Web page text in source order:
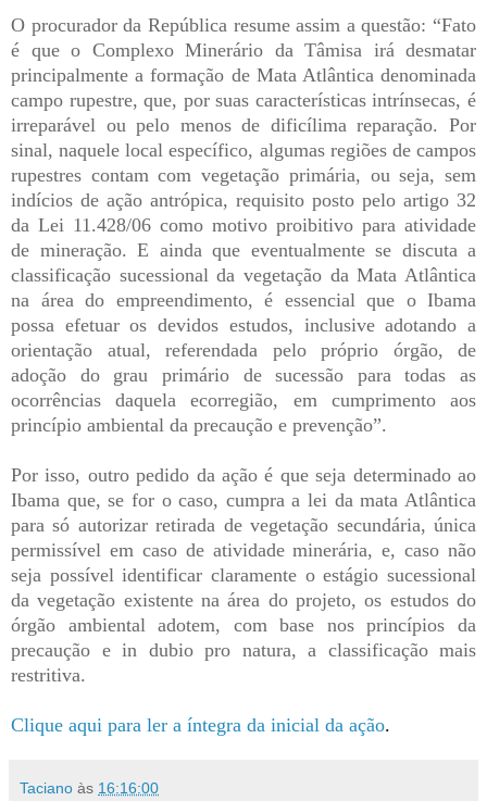
O procurador da República resume assim a questão: “Fato
é que o Complexo Minerário da Tâmisa irá desmatar
principalmente a formação de Mata Atlântica denominada
campo rupestre, que, por suas características intrínsecas, é
irreparável ou pelo menos de dificílima reparação. Por
sinal, naquele local específico, algumas regiões de campos
rupestres contam com vegetação primária, ou seja, sem
indícios de ação antrópica, requisito posto pelo artigo 32
da Lei 11.428/06 como motivo proibitivo para atividade
de mineração. E ainda que eventualmente se discuta a
classificação sucessional da vegetação da Mata Atlântica
na área do empreendimento, é essencial que o Ibama
possa efetuar os devidos estudos, inclusive adotando a
orientação atual, referendada pelo próprio órgão, de
adoção do grau primário de sucessão para todas as
ocorrências daquela ecorregião, em cumprimento aos
princípio ambiental da precaução e prevenção”.
Por isso, outro pedido da ação é que seja determinado ao
Ibama que, se for o caso, cumpra a lei da mata Atlântica
para só autorizar retirada de vegetação secundária, única
permissível em caso de atividade minerária, e, caso não
seja possível identificar claramente o estágio sucessional
da vegetação existente na área do projeto, os estudos do
órgão ambiental adotem, com base nos princípios da
precaução e in dubio pro natura, a classificação mais
restritiva.
Clique aqui para ler a íntegra da inicial da ação.
Taciano às 16:16:00